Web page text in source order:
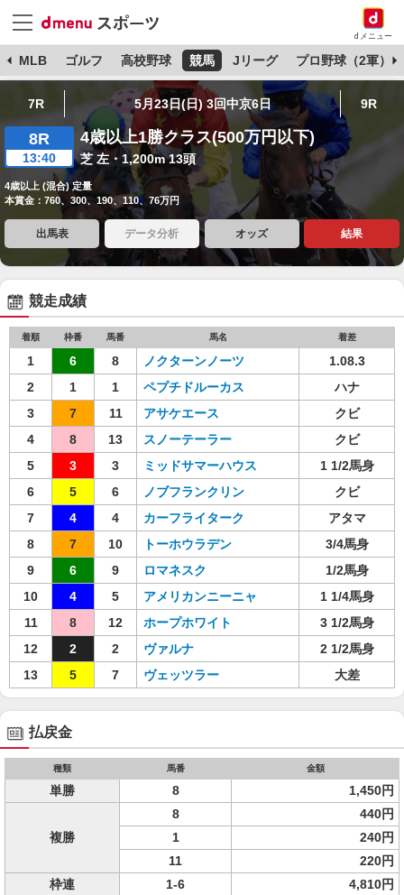
dメニュー
MLB ゴルフ 高校野球 競馬 Jリーグ プロ野球（2軍）
7R 5月23日(日) 3回中京6日 9R
8R
13:40
4歳以上1勝クラス(500万円以下)
芝 左・1,200m 13頭
4歳以上 (混合) 定量
本賞金：760、300、190、110、76万円
出馬表 データ分析 オッズ 結果
競走成績
着順 枠番 馬番 馬名 着差
1 6 8 ノクターンノーツ
1.08.3
2
1 1 ペプチドルーカス
ハナ
3
7 11 アサケエース
クビ
4
8 13 スノーテーラー
クビ
5
3 3 ミッドサマーハウス
1 1/2馬身
6
5 6 ノブフランクリン
クビ
7
4 4 カーフライターク
アタマ
8
7 10 トーホウラデン
3/4馬身
9
6 9 ロマネスク
1/2馬身
10
4 5 アメリカンニーニャ
1 1/4馬身
11
8 12 ホープホワイト
3 1/2馬身
12
2 2 ヴァルナ
2 1/2馬身
13
5 7 ヴェッツラー 大差
払戻金
種類 馬番 金額
単勝 8 1,450円
複勝
8
440円
1
240円
11
220円
枠連
1-6
4,810円